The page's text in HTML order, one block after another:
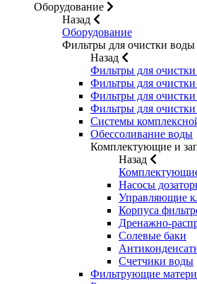
Оборудование
Назад
Оборудование
Фильтры для очистки воды
Назад
Фильтры для
Фильтры для
Фильтры для
Фильтры для
Системы
Обессоливание воды
Комплектующие и
Назад
Насосы
Управляющие
Корпуса
Дренажно-
Солевые баки
Счетчики воды
Фильтрующие